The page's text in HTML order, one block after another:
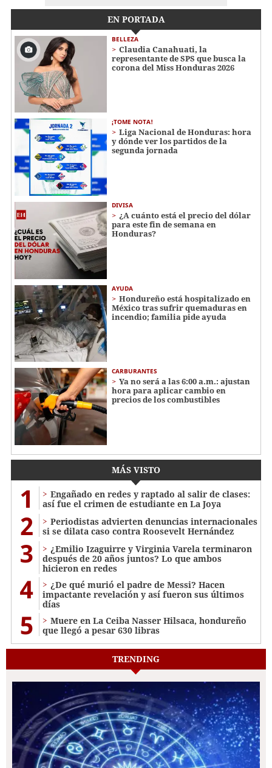
EN PORTADA
BELLEZA
Claudia Canahuati, la
representante de SPS que busca la
corona del Miss Honduras 2026
¡TOME NOTA!
Liga Nacional de Honduras: hora
y dónde ver los partidos de la
segunda jornada
DIVISA
¿A cuánto está el precio del dólar
para este fin de semana en
Honduras?
AYUDA
Hondureño está hospitalizado en
México tras sufrir quemaduras en
incendio; familia pide ayuda
CARBURANTES
Ya no será a las 6:00 a.m.: ajustan
hora para aplicar cambio en
precios de los combustibles
MÁS VISTO
1
Engañado en redes y raptado al salir de clases:
así fue el crimen de estudiante en La Joya
2
Periodistas advierten denuncias internacionales
si se dilata caso contra Roosevelt Hernández
3
¿Emilio Izaguirre y Virginia Varela terminaron
después de 20 años juntos? Lo que ambos
hicieron en redes
4
¿De qué murió el padre de Messi? Hacen
impactante revelación y así fueron sus últimos
días
5
Muere en La Ceiba Nasser Hilsaca, hondureño
que llegó a pesar 630 libras
TRENDING